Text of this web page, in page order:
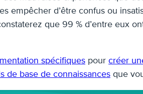
empêcher d’être confus ou
que 99 % d’entre eux
spécifiques pour créer
de base de connaissances que